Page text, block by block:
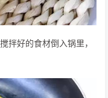
拌好的食材倒入锅里，